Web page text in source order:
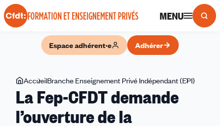
Panneau de gestion des cookies
FORMATION ET ENSEIGNEMENT PRIVÉS MENU
Espace adhérent·e Adhérer
Vous
êtes
ici
AccueilBranche Enseignement Privé Indépendant (EPI)
La Fep-CFDT demande
l’ouverture de la